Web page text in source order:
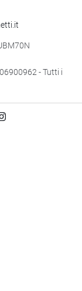
- Tutti i